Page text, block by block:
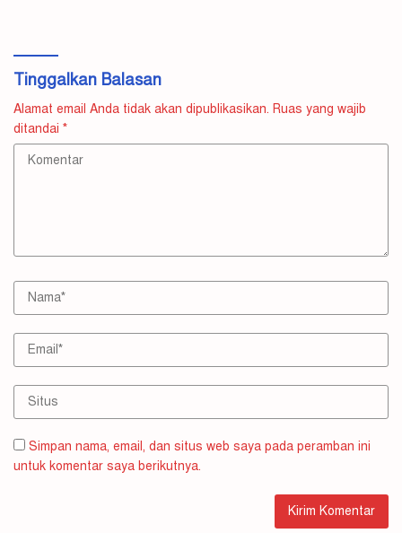
Tinggalkan Balasan
Alamat email Anda tidak akan dipublikasikan. Ruas yang wajib
ditandai *
Simpan nama, email, dan situs web saya pada peramban ini
untuk komentar saya berikutnya.